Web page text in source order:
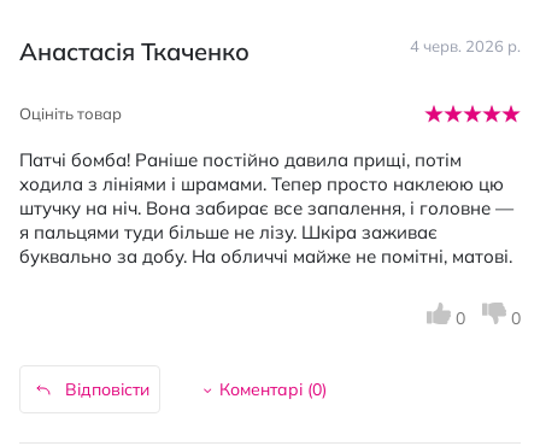
Анастасія Ткаченко 4 черв. 2026 р.
Оцініть товар
Патчі бомба! Раніше постійно давила прищі, потім
ходила з лініями і шрамами. Тепер просто наклеюю цю
штучку на ніч. Вона забирає все запалення, і головне —
я пальцями туди більше не лізу. Шкіра заживає
буквально за добу. На обличчі майже не помітні, матові.
Відповісти Коментарі (0)
0 0